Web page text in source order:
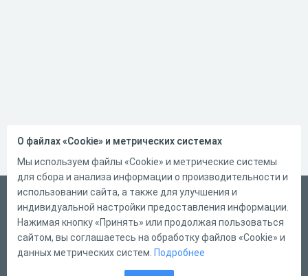
Русский
Справка
Форма обратной связи
О файлах «Cookie» и метрических системах
Мы используем файлы «Cookie» и метрические системы
для сбора и анализа информации о производительности и
использовании сайта, а также для улучшения и
индивидуальной настройки предоставления информации.
Нажимая кнопку «Принять» или продолжая пользоваться
сайтом, вы соглашаетесь на обработку файлов «Cookie» и
данных метрических систем. Подробнее